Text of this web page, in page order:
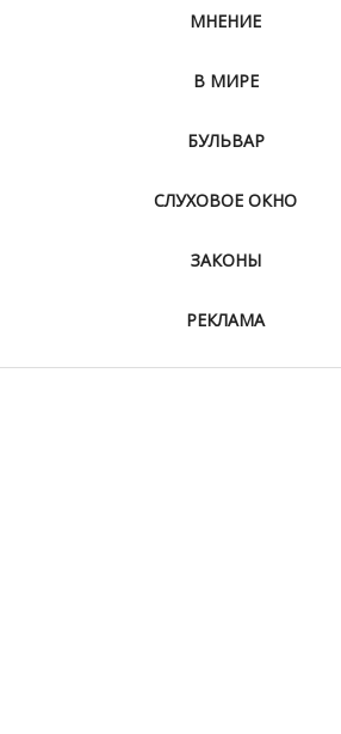
МНЕНИЕ
В МИРЕ
БУЛЬВАР
СЛУХОВОЕ ОКНО
ЗАКОНЫ
РЕКЛАМА